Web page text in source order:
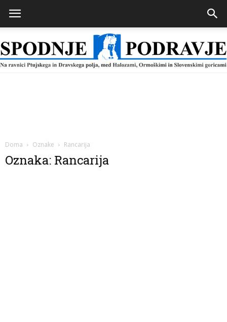
Doma Oznake Rancarija
Oznaka: Rancarija